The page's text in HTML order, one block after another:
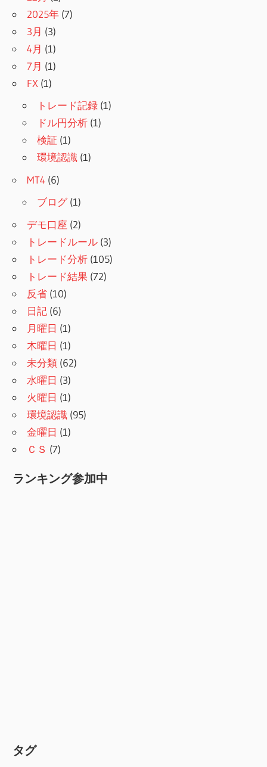
2025年 (7)
3月 (3)
4月 (1)
7月 (1)
FX (1)
トレード記録 (1)
ドル円分析 (1)
検証 (1)
環境認識 (1)
MT4 (6)
ブログ(1)
デモ口座 (2)
トレードルール (3)
トレード分析 (105)
トレード結果 (72)
反省 (10)
日記 (6)
月曜日 (1)
木曜日 (1)
未分類 (62)
水曜日 (3)
火曜日 (1)
環境認識 (95)
金曜日 (1)
ＣＳ (7)
ランキング参加中
タグ